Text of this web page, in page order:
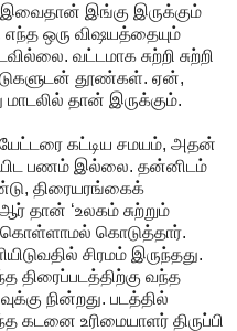
இவைதான் இங்கு இருக்கும்
ஒரு விஷயத்தையும்
வட்டமாக சுற்றி சுற்றி
தூண்கள். ஏன்,
மாடலில் தான் இருக்கும்.
கட்டிய சமயம், அதன்
பணம் இல்லை. தன்னிடம்
திரையரங்கைக்
தான் ‘உலகம் சுற்றும்
கொள்ளாமல் கொடுத்தார்.
சிரமம் இருந்தது.
திரைப்படத்திற்கு வந்த
நின்றது. படத்தில்
உரிமையாளர் திருப்பி